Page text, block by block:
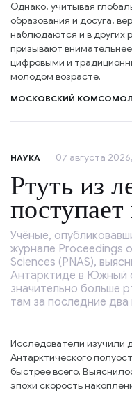
Однако, учитывая
образования и досуга,
наблюдаются и в других
призывают
цифровыми и
молодом возрасте.
МОСКОВСКИЙ
НАУКА 07 августа
Ртуть из
поступает
Учёные,
журнале Proceedings
Sciences (PNAS),
Антарктиде в Южный
значительно больше
там за последние два
Исследователи изучили
Антарктического
быстрее всего.
эпохи скорость